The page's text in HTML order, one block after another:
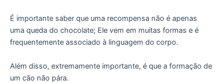
É importante saber que uma recompensa não é apenas
uma queda do chocolate; Ele vem em muitas formas e é
frequentemente associado à linguagem do corpo.
Além disso, extremamente importante, é que a formação de
um cão não pára.